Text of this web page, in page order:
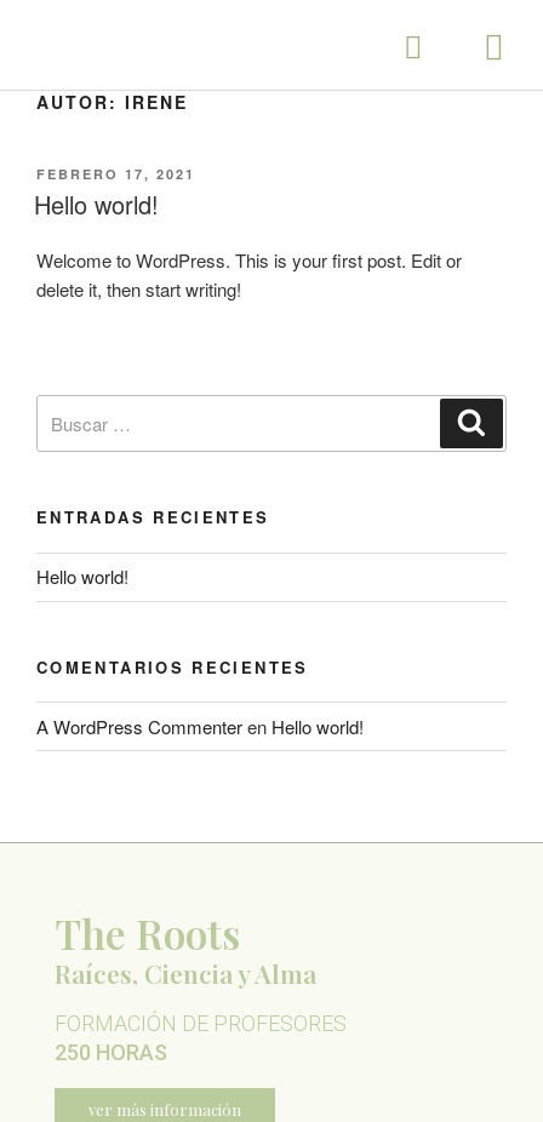
AUTOR: IRENE
FEBRERO 17, 2021
Hello world!
Welcome to WordPress. This is your first post. Edit or
delete it, then start writing!
ENTRADAS RECIENTES
Hello world!
COMENTARIOS RECIENTES
A WordPress Commenteren Hello world!
The Roots
Raíces, Ciencia y Alma
FORMACIÓN DE PROFESORES
250 HORAS
ver más información